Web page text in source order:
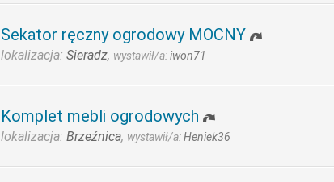
Sekator ręczny ogrodowy MOCNY
lokalizacja: Sieradz, wystawił/a:iwon71
Komplet mebli ogrodowych
lokalizacja: Brzeźnica, wystawił/a:Heniek36